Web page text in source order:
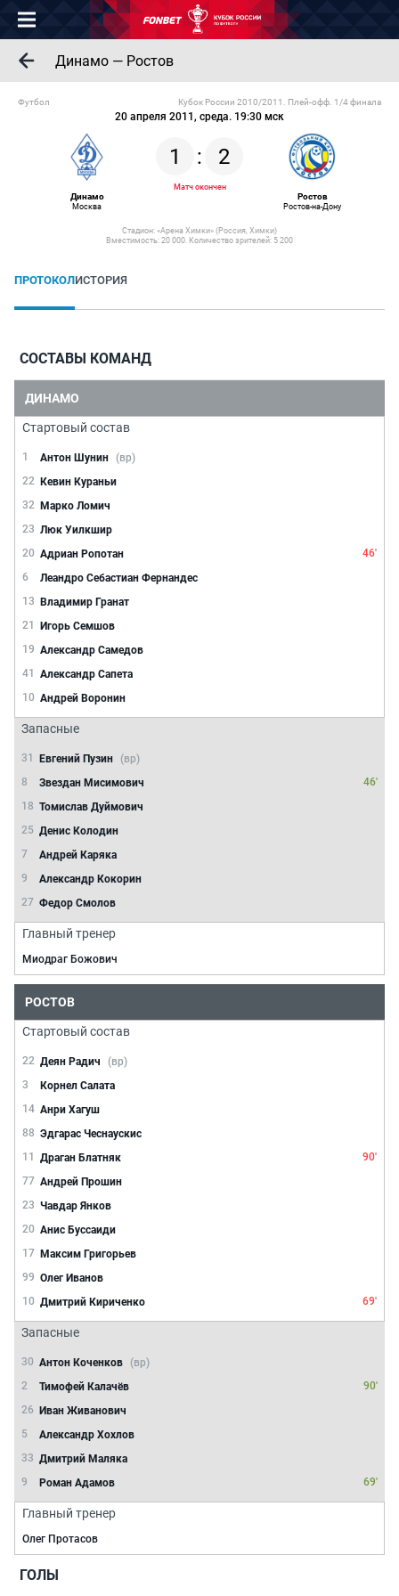
Динамо — Ростов
Футбол
20 апреля 2011, среда. 19:30 мск
Кубок России 2010/2011. Плей-офф. 1/4 финала
Динамо
Москва
1 : 2
Матч окончен
Ростов
Ростов-на-Дону
Стадион: «Арена Химки» (Россия, Химки)
Вместимость: 20 000. Количество зрителей: 5 200
ПРОТОКОЛИСТОРИЯ
СОСТАВЫ КОМАНД
ДИНАМО
Стартовый состав
1 Антон Шунин (вр)
22 Кевин Кураньи
32 Марко Ломич
23 Люк Уилкшир
20 Адриан Ропотан
46'
6
Леандро Себастиан Фернандес
13 Владимир Гранат
21
Игорь Семшов
19 Александр Самедов
41
Александр Сапета
10 Андрей Воронин
Запасные
31 Евгений Пузин
(вр)
8
Звездан Мисимович
46'
18 Томислав Дуймович
25 Денис Колодин
7
Андрей Каряка
9
Александр Кокорин
27 Федор Смолов
Главный тренер
Миодраг Божович
РОСТОВ
Стартовый состав
22 Деян Радич
(вр)
3
Корнел Салата
14 Анри Хагуш
88 Эдгарас Чеснаускис
11
Драган Блатняк
90'
77 Андрей Прошин
23 Чавдар Янков
20 Анис Буссаиди
17 Максим Григорьев
99 Олег Иванов
10 Дмитрий Кириченко 69'
Запасные
30 Антон Коченков
(вр)
2
Тимофей Калачёв
90'
26 Иван Живанович
5
Александр Хохлов
33 Дмитрий Маляка
9
Роман Адамов 69'
Главный тренер
Олег Протасов
ГОЛЫ